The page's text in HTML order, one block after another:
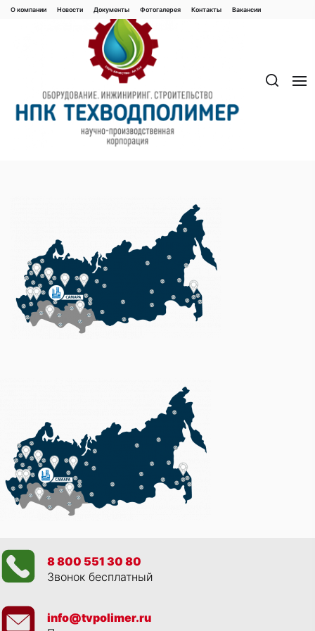
Перейти
О компании Новости Документы Фотогалерея Контaкты Вакaнсии
8 800 551 30 80
Звонок бесплатный
info@tvpolimer.ru